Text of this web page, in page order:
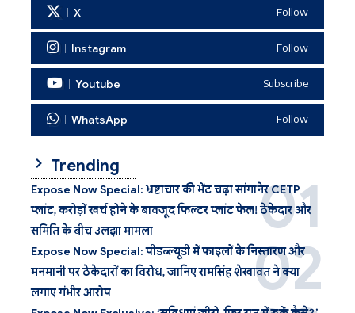
X Follow
Instagram Follow
Youtube Subscribe
WhatsApp Follow
Trending
Expose Now Special: भ्रष्टाचार की भेंट चढ़ा सांगानेर CETP
प्लांट, करोड़ों खर्च होने के बावजूद फिल्टर प्लांट फेल! ठेकेदार और
समिति के बीच उलझा मामला
Expose Now Special: पीडब्ल्यूडी में फाइलों के निस्तारण और
मनमानी पर ठेकेदारों का विरोध, जानिए रामसिंह शेखावत ने क्या
लगाए गंभीर आरोप